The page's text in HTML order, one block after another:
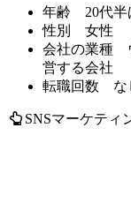
年齢 20代半
性別 女性
会社の業種
営する会社
転職回数 な
SNSマーケティ